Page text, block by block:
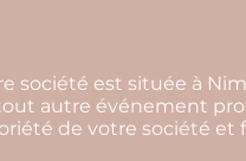
société est située à
autre événement
de votre société et